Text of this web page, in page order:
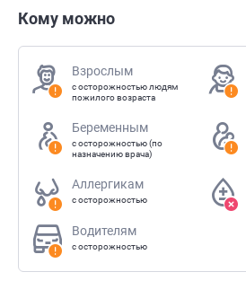
Кому можно
Взрослым
с осторожностью людям
пожилого возраста
Беременным
с осторожностью (по
назначению врача)
Аллергикам
с осторожностью
Водителям
с осторожностью